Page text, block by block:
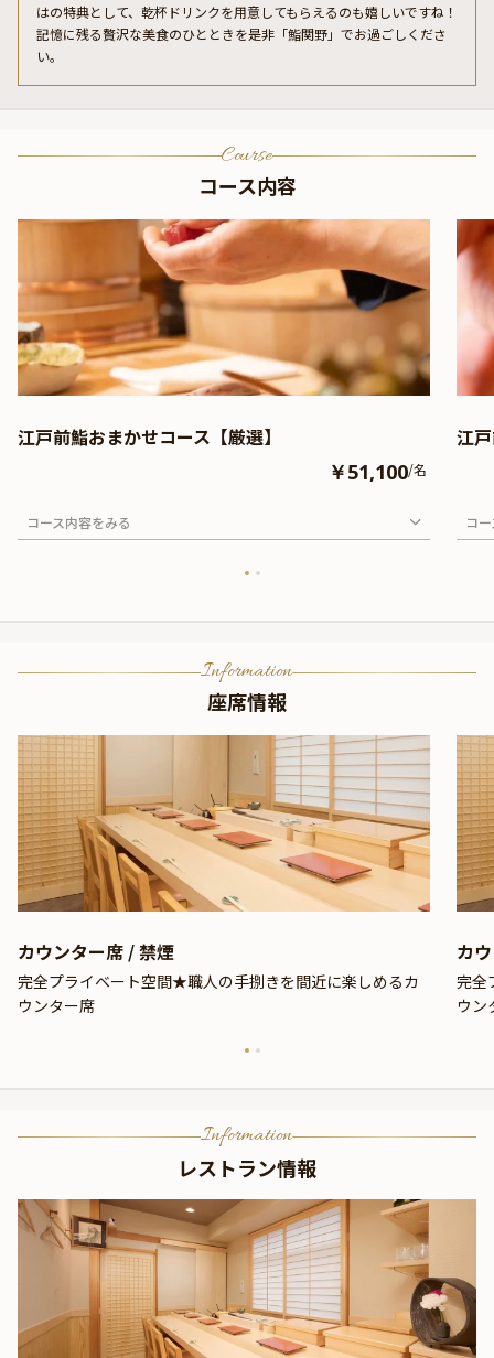
はの特典として、乾杯ドリンクを用意してもらえるのも嬉しいですね！
記憶に残る贅沢な美食のひとときを是非「鮨関野」でお過ごしくださ
い。
Course
コース内容
江戸前鮨おまかせコース【厳選】
￥51,100/名
コース内容をみる
江
コ
Information
座席情報
カウンター席 / 禁煙
完全プライベート空間★職人の手捌きを間近に楽しめるカ
ウンター席
カ
完全
ウン
Information
レストラン情報